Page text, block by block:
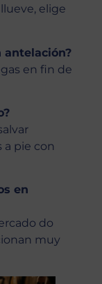
elige
antelación?
en fin de
a pie con
en
do
muy